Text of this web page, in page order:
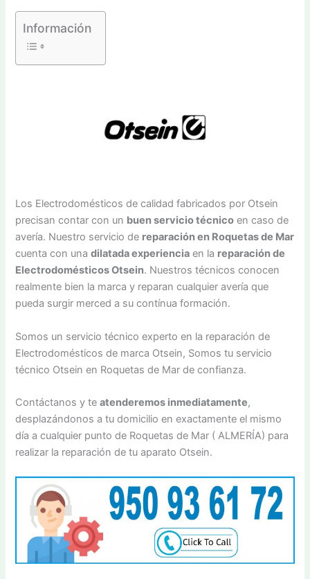
Información
Los Electrodomésticos de calidad fabricados por Otsein
precisan contar con un buen servicio técnico en caso de
avería. Nuestro servicio de reparación en Roquetas de Mar
cuenta con unadilatada experiencia en la reparación de
Electrodomésticos Otsein. Nuestros técnicos conocen
realmente bien la marca y reparan cualquier avería que
pueda surgir merced a su contínua formación.
Somos un servicio técnico experto en la reparación de
Electrodomésticos de marca Otsein, Somos tu servicio
técnico Otsein en Roquetas de Mar de confianza.
Contáctanos y teatenderemos inmediatamente,
desplazándonos a tu domicilio en exactamente el mismo
día a cualquier punto de Roquetas de Mar ( ALMERÍA) para
realizar la reparación de tu aparato Otsein.